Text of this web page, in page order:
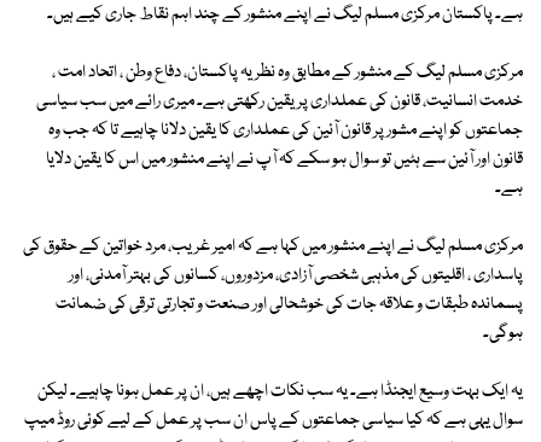
ہے۔ پاکستان مرکزی مسلم لیگ نے اپنے منشور کے چند اہم نقاط جاری کیے ہیں۔
مرکزی مسلم لیگ کے منشور کے مطابق وہ نظریہ پاکستان، دفاع وطن ، اتحاد امت ،
خدمت انسانیت، قانون کی عملداری پر یقین رکھتی ہے۔ میری رائے میں سب سیاسی
جماعتوں کو اپنے مشور پر قانون آئین کی عملداری کا یقین دلانا چاہیے تا کہ جب وہ
قانون اور آئین سے ہٹیں تو سوال ہو سکے کہ آپ نے اپنے منشور میں اس کا یقین دلایا
ہے۔
مرکزی مسلم لیگ نے اپنے منشور میں کہا ہے کہ امیر غریب، مرد خواتین کے حقوق کی
پاسداری ، اقلیتوں کی مذہبی شخصی آزادی، مزدوروں، کسانوں کی بہتر آمدنی، اور
پسماندہ طبقات و علاقہ جات کی خوشحالی اور صنعت و تجارتی ترقی کی ضمانت
ہوگی۔
یہ ایک بہت وسیع ایجنڈا ہے۔ یہ سب نکات اچھے ہیں، ان پر عمل ہونا چاہیے۔ لیکن
سوال یہی ہے کہ کیا سیاسی جماعتوں کے پاس ان سب پر عمل کے لیے کوئی روڈ میپ